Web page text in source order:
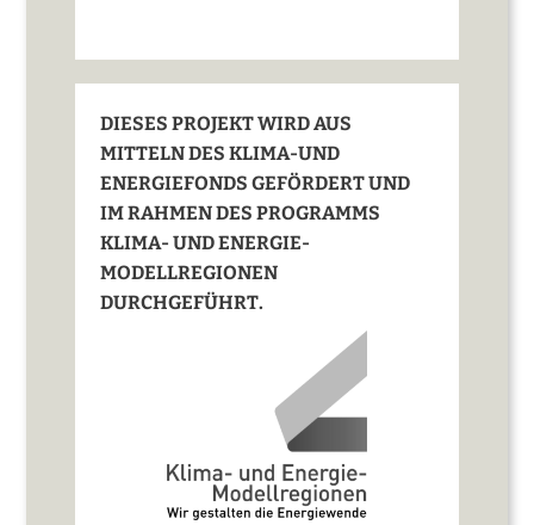
DIESES PROJEKT WIRD AUS
MITTELN DES KLIMA-UND
ENERGIEFONDS GEFÖRDERT UND
IM RAHMEN DES PROGRAMMS
KLIMA- UND ENERGIE-
MODELLREGIONEN
DURCHGEFÜHRT.